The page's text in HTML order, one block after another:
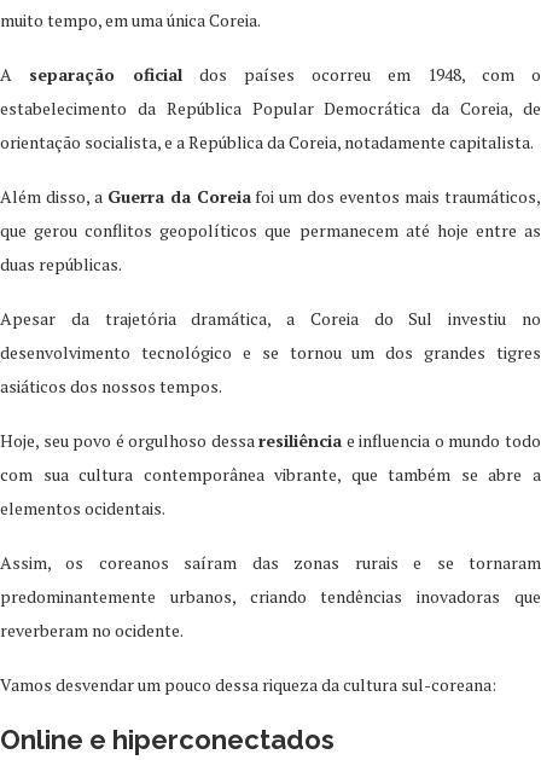
muito tempo, em uma única Coreia.
A separação oficial dos países ocorreu em 1948, com o
estabelecimento da República Popular Democrática da Coreia, de
orientação socialista, e a República da Coreia, notadamente capitalista.
Além disso, a Guerra da Coreiafoi um dos eventos mais traumáticos,
que gerou conflitos geopolíticos que permanecem até hoje entre as
duas repúblicas.
Apesar da trajetória dramática, a Coreia do Sul investiu no
desenvolvimento tecnológico e se tornou um dos grandes tigres
asiáticos dos nossos tempos.
Hoje, seu povo é orgulhoso dessaresiliência e influencia o mundo todo
com sua cultura contemporânea vibrante, que também se abre a
elementos ocidentais.
Assim, os coreanos saíram das zonas rurais e se tornaram
predominantemente urbanos, criando tendências inovadoras que
reverberam no ocidente.
Vamos desvendar um pouco dessa riqueza da cultura sul-coreana:
Online e hiperconectados